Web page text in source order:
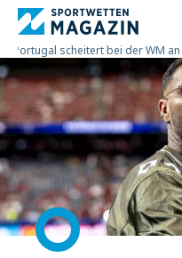
Portugal scheitert bei der WM